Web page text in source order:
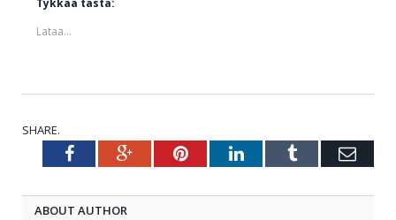
Tykkää tästä:
Lataa...
SHARE.
TwitterFacebookGoogle+PinterestLinkedInTumblr
ABOUT AUTHOR